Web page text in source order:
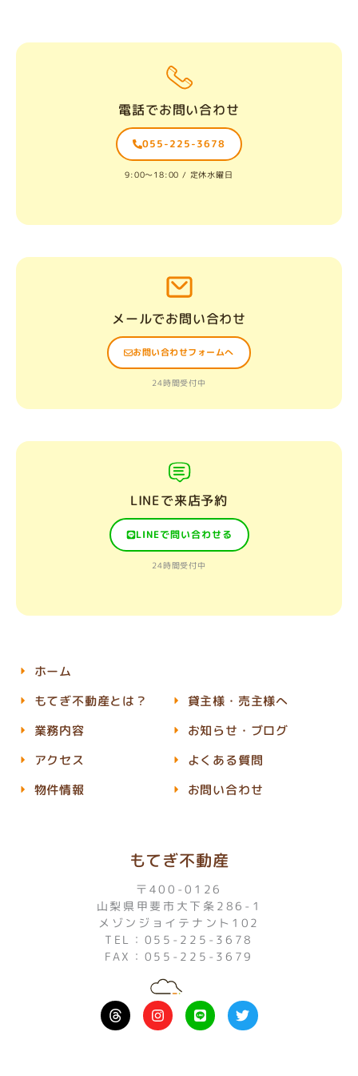
電話でお問い合わせ
055-225-3678
9:00〜18:00 / 定休水曜日
メールでお問い合わせ
お問い合わせフォームへ
24時間受付中
LINEで来店予約
LINEで問い合わせる
24時間受付中
もてぎ不動産
〒400-0126
山梨県甲斐市大下条286-1
メゾンジョイテナント102
TEL：055-225-3678
FAX：055-225-3679
I
n
s
L
i
n
T
w
i
ホーム
もてぎ不動産とは？
業務内容
アクセス
物件情報
貸主様・売主様へ
お知らせ・ブログ
よくある質問
お問い合わせ